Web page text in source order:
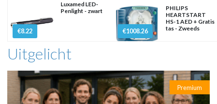
€8.22
Luxamed LED-
Penlight - zwart
€1008.26
PHILIPS
HEARTSTART
HS-1 AED + Gratis
tas - Zweeds
Uitgelicht
Premium